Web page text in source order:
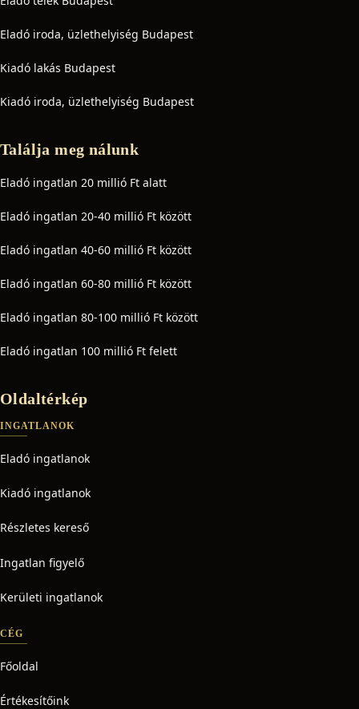
Eladó iroda, üzlethelyiség Budapest
Kiadó lakás Budapest
Kiadó iroda, üzlethelyiség Budapest
Találja meg nálunk
Eladó ingatlan 20 millió Ft alatt
Eladó ingatlan 20-40 millió Ft között
Eladó ingatlan 40-60 millió Ft között
Eladó ingatlan 60-80 millió Ft között
Eladó ingatlan 80-100 millió Ft között
Eladó ingatlan 100 millió Ft felett
Oldaltérkép
INGATLANOK
Eladó ingatlanok
Kiadó ingatlanok
Részletes kereső
Ingatlan figyelő
Kerületi ingatlanok
CÉG
Főoldal
Értékesítőink